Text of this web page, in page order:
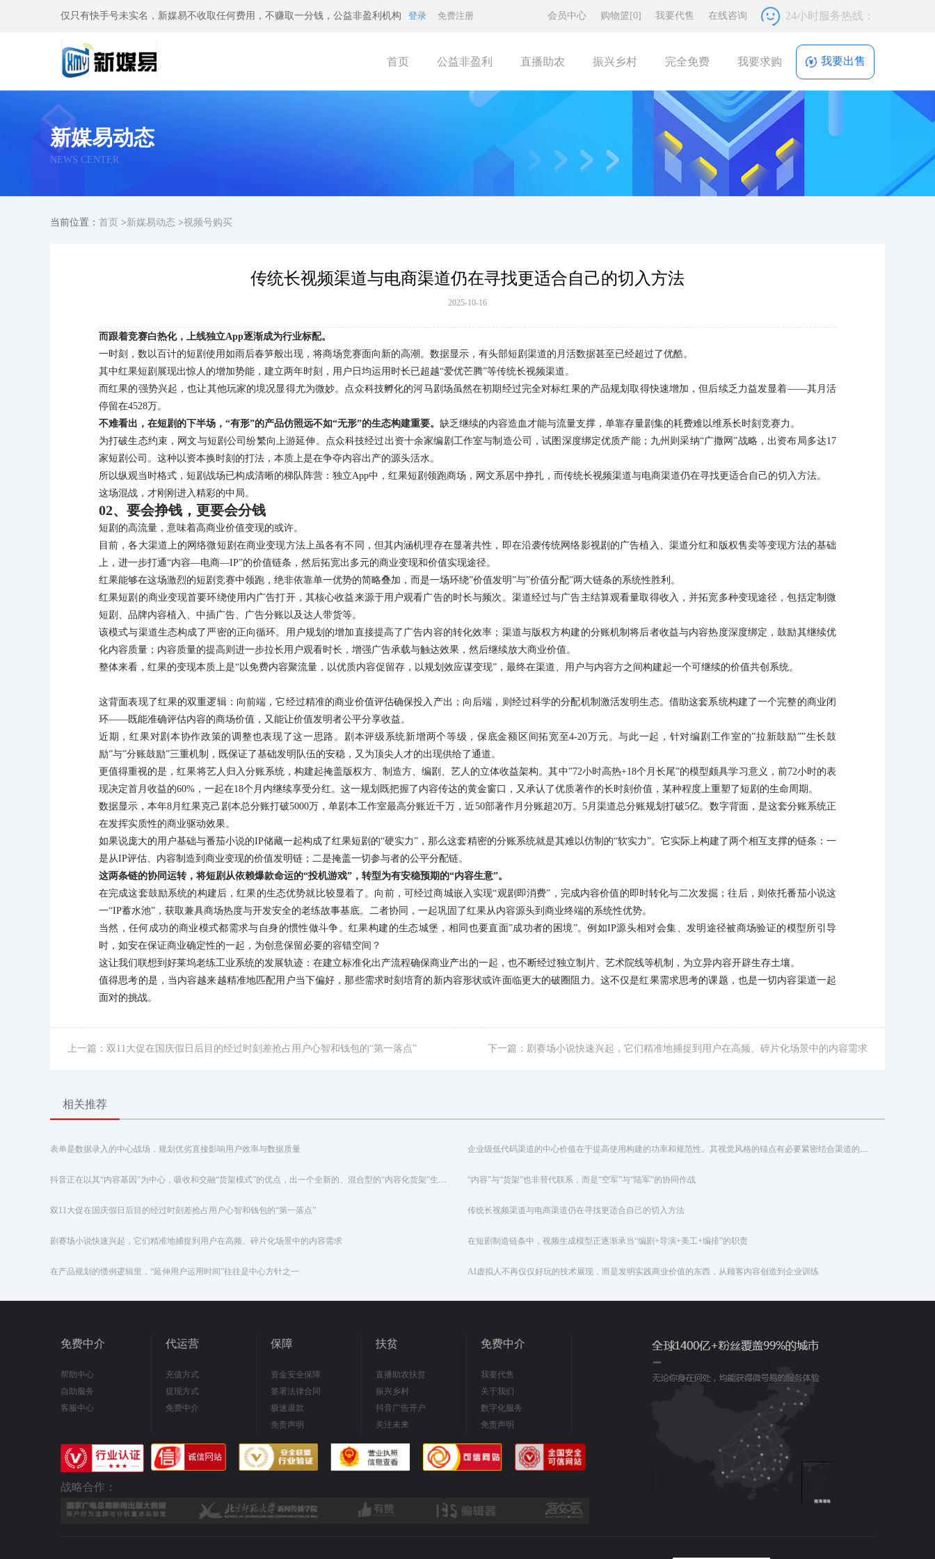
仅只有快手号未实名，新媒易不收取任何费用，不赚取一分钱，公益非盈利机构 登录 免费注册 会员中心 购物篮 [0] 我要代售 在线咨询 24小时服务热线：
首页 公益非盈利 直播助农 振兴乡村 完全免费 我要求购 我要出售
新媒易动态
NEWS CENTER
当前位置： 首页 >新媒易动态 >视频号购买
传统长视频渠道与电商渠道仍在寻找更适合自己的切入方法
2025-10-16
而跟着竞赛白热化，上线独立App逐渐成为行业标配。
一时刻，数以百计的短剧使用如雨后春笋般出现，将商场竞赛面向新的高潮。数据显示，有头部短剧渠道的月活数据甚至已经超过了优酷。
其中红果短剧展现出惊人的增加势能，建立两年时刻，用户日均运用时长已超越“爱优芒腾”等传统长视频渠道。
而红果的强势兴起，也让其他玩家的境况显得尤为微妙。点众科技孵化的河马剧场虽然在初期经过完全对标红果的产品规划取得快速增加，但后续乏力益发显着——其月活
停留在4528万。
不难看出，在短剧的下半场，“有形”的产品仿照远不如“无形”的生态构建重要。 缺乏继续的内容造血才能与流量支撑，单靠存量剧集的耗费难以维系长时刻竞赛力。
为打破生态约束，网文与短剧公司纷繁向上游延伸。点众科技经过出资十余家编剧工作室与制造公司，试图深度绑定优质产能；九州则采纳“广撒网”战略，出资布局多达17
家短剧公司。这种以资本换时刻的打法，本质上是在争夺内容出产的源头活水。
所以纵观当时格式，短剧战场已构成清晰的梯队阵营：独立App中，红果短剧领跑商场，网文系居中挣扎，而传统长视频渠道与电商渠道仍在寻找更适合自己的切入方法。
这场混战，才刚刚进入精彩的中局。
02、要会挣钱，更要会分钱
短剧的高流量，意味着高商业价值变现的或许。
目前，各大渠道上的网络微短剧在商业变现方法上虽各有不同，但其内涵机理存在显著共性，即在沿袭传统网络影视剧的广告植入、渠道分红和版权售卖等变现方法的基础
上，进一步打通“内容—电商—IP”的价值链条，然后拓宽出多元的商业变现和价值实现途径。
红果能够在这场激烈的短剧竞赛中领跑，绝非依靠单一优势的简略叠加，而是一场环绕”价值发明”与”价值分配”两大链条的系统性胜利。
红果短剧的商业变现首要环绕使用内广告打开，其核心收益来源于用户观看广告的时长与频次。渠道经过与广告主结算观看量取得收入，并拓宽多种变现途径，包括定制微
短剧、品牌内容植入、中插广告、广告分账以及达人带货等。
该模式与渠道生态构成了严密的正向循环。用户规划的增加直接提高了广告内容的转化效率；渠道与版权方构建的分账机制将后者收益与内容热度深度绑定，鼓励其继续优
化内容质量；内容质量的提高则进一步拉长用户观看时长，增强广告承载与触达效果，然后继续放大商业价值。
整体来看，红果的变现本质上是“以免费内容聚流量，以优质内容促留存，以规划效应谋变现”，最终在渠道、用户与内容方之间构建起一个可继续的价值共创系统。
这背面表现了红果的双重逻辑：向前端，它经过精准的商业价值评估确保投入产出；向后端，则经过科学的分配机制激活发明生态。借助这套系统构建了一个完整的商业闭
环——既能准确评估内容的商场价值，又能让价值发明者公平分享收益。
近期，红果对剧本协作政策的调整也表现了这一思路。剧本评级系统新增两个等级，保底金额区间拓宽至4-20万元。与此一起，针对编剧工作室的”拉新鼓励””生长鼓
励”与”分账鼓励”三重机制，既保证了基础发明队伍的安稳，又为顶尖人才的出现供给了通道。
更值得重视的是，红果将艺人归入分账系统，构建起掩盖版权方、制造方、编剧、艺人的立体收益架构。其中”72小时高热+18个月长尾”的模型颇具学习意义，前72小时的表
现决定首月收益的60%，一起在18个月内继续享受分红。这一规划既把握了内容传达的黄金窗口，又承认了优质著作的长时刻价值，某种程度上重塑了短剧的生命周期。
数据显示，本年8月红果克己剧本总分账打破5000万，单剧本工作室最高分账近千万，近50部著作月分账超20万。5月渠道总分账规划打破5亿。数字背面，是这套分账系统正
在发挥实质性的商业驱动效果。
如果说庞大的用户基础与番茄小说的IP储藏一起构成了红果短剧的“硬实力”，那么这套精密的分账系统就是其难以仿制的“软实力”。它实际上构建了两个相互支撑的链条：一
是从IP评估、内容制造到商业变现的价值发明链；二是掩盖一切参与者的公平分配链。
这两条链的协同运转，将短剧从依赖爆款命运的“投机游戏”，转型为有安稳预期的“内容生意”。
在完成这套鼓励系统的构建后，红果的生态优势就比较显着了。向前，可经过商城嵌入实现“观剧即消费”，完成内容价值的即时转化与二次发掘；往后，则依托番茄小说这
一“IP蓄水池”，获取兼具商场热度与开发安全的老练故事基底。二者协同，一起巩固了红果从内容源头到商业终端的系统性优势。
当然，任何成功的商业模式都需求与自身的惯性做斗争。红果构建的生态城堡，相同也要直面”成功者的困境”。例如IP源头相对会集、发明途径被商场验证的模型所引导
时，如安在保证商业确定性的一起，为创意保留必要的容错空间？
这让我们联想到好莱坞老练工业系统的发展轨迹：在建立标准化出产流程确保商业产出的一起，也不断经过独立制片、艺术院线等机制，为立异内容开辟生存土壤。
值得思考的是，当内容越来越精准地匹配用户当下偏好，那些需求时刻培育的新内容形状或许面临更大的破圈阻力。这不仅是红果需求思考的课题，也是一切内容渠道一起
面对的挑战。
上一篇：双11大促在国庆假日后目的经过时刻差抢占用户心智和钱包的“第一落点” 下一篇：剧赛场小说快速兴起，它们精准地捕捉到用户在高频、碎片化场景中的内容需求
相关推荐
表单是数据录入的中心战场，规划优劣直接影响用户效率与数据质量 企业级低代码渠道的中心价值在于提高使用构建的功率和规范性。其视觉风格的锚点有必要紧密结合渠道的中心定位与方针用户集体的特质
抖音正在以其“内容基因”为中心，吸收和交融“货架模式”的优点，出一个全新的、混合型的“内容化货架”生态体系 “内容”与“货架”也非替代联系，而是“空军”与“陆军”的协同作战
双11大促在国庆假日后目的经过时刻差抢占用户心智和钱包的“第一落点” 传统长视频渠道与电商渠道仍在寻找更适合自己的切入方法
剧赛场小说快速兴起，它们精准地捕捉到用户在高频、碎片化场景中的内容需求 在短剧制造链条中，视频生成模型正逐渐承当“编剧+导演+美工+编排”的职责
在产品规划的惯例逻辑里，“延伸用户运用时间”往往是中心方针之一 AI虚拟人不再仅仅好玩的技术展现，而是发明实践商业价值的东西，从顾客内容创造到企业训练
免费中介
帮助中心
自助服务
客服中心
代运营
充值方式
提现方式
免费中介
保障
资金安全保障
签署法律合同
极速退款
免责声明
扶贫
直播助农扶贫
振兴乡村
抖音广告开户
关注未来
免费中介
我要代售
关于我们
数字化服务
免责声明
战略合作：